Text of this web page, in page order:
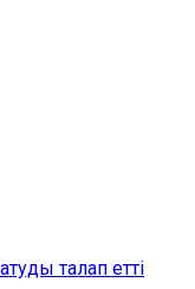
талап етті